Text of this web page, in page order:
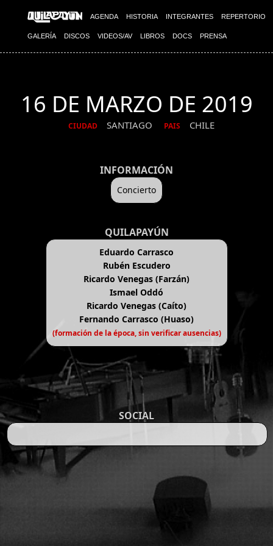
AGENDA HISTORIA INTEGRANTES REPERTORIO
GALERÍA DISCOS VIDEOS/AV LIBROS DOCS PRENSA
16 DE MARZO DE 2019
CIUDAD SANTIAGO PAIS CHILE
INFORMACIÓN
Concierto
QUILAPAYÚN
Eduardo Carrasco
Rubén Escudero
Ricardo Venegas (Farzán)
Ismael Oddó
Ricardo Venegas (Caíto)
Fernando Carrasco (Huaso)
(formación de la época, sin verificar ausencias)
SOCIAL